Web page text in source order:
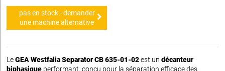
pas en stock - demander
une machine alternative
LeGEA Westfalia Separator CB 635-01-02est un décanteur
biphasique performant, conçu pour la séparation efficace des